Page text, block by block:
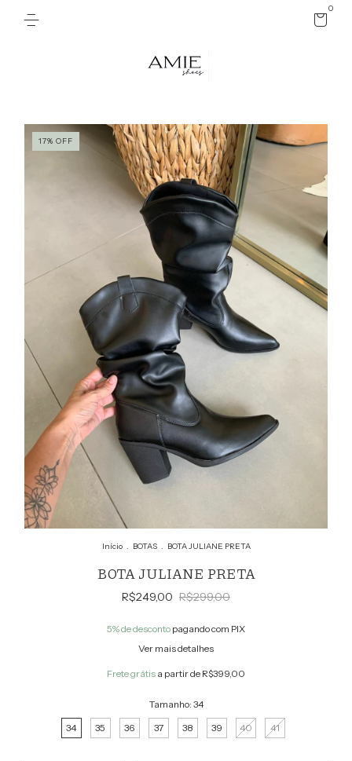
0
17% OFF
Início . BOTAS . BOTA JULIANE PRETA
BOTA JULIANE PRETA
R$249,00 R$299,00
5% de desconto pagando com PIX
Ver mais detalhes
Frete grátis a partir de R$399,00
Tamanho: 34
34
35 36 37 38 39 40 41